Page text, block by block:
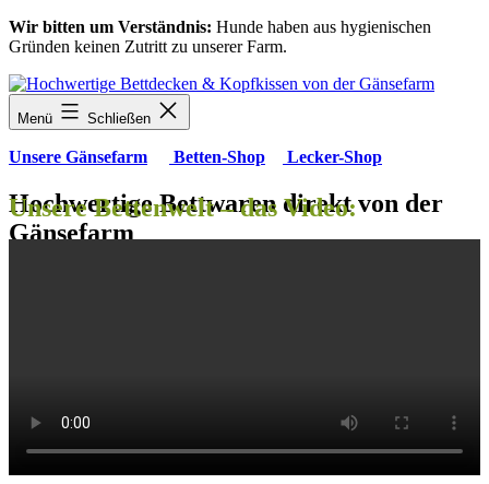
Zum
Inhalt
Wir bitten um Verständnis: Hunde haben aus hygienischen
Gründen keinen Zutritt zu unserer Farm.
Menü Schließen
Unsere Gänsefarm Betten-Shop Lecker-Shop
Hochwertige Bettwaren direkt von der
Gänsefarm
Unsere Bettenwelt – das Video: